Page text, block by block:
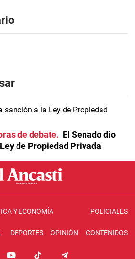
de debate
El Senado dio
de Propiedad Privada
Y ECONOMÍA POLICIALES
DEPORTES OPINIÓN CONTENIDOS